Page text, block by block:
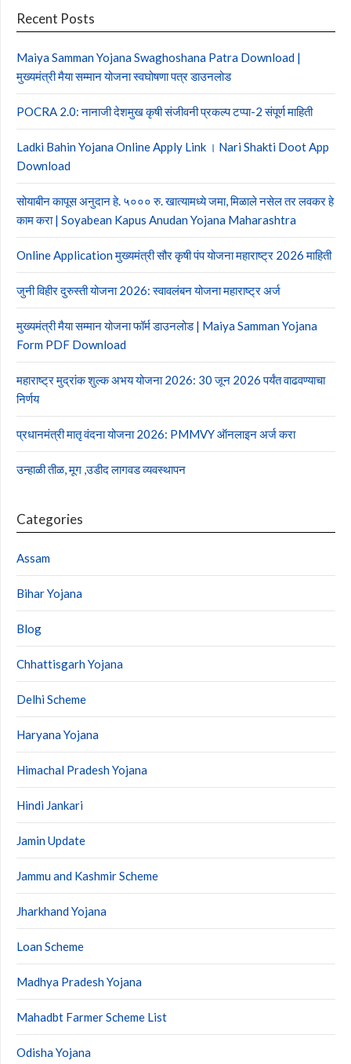
Recent Posts
Maiya Samman Yojana Swaghoshana Patra Download |
मुख्यमंत्री मैया सम्मान योजना स्वघोषणा पत्र डाउनलोड
POCRA 2.0: नानाजी देशमुख कृषी संजीवनी प्रकल्प टप्पा-2 संपूर्ण माहिती
Ladki Bahin Yojana Online Apply Link । Nari Shakti Doot App
Download
सोयाबीन कापूस अनुदान हे. ५००० रु. खात्यामध्ये जमा, मिळाले नसेल तर लवकर हे
काम करा | Soyabean Kapus Anudan Yojana Maharashtra
Online Application मुख्यमंत्री सौर कृषी पंप योजना महाराष्ट्र 2026 माहिती
जुनी विहीर दुरुस्ती योजना 2026: स्वावलंबन योजना महाराष्ट्र अर्ज
मुख्यमंत्री मैया सम्मान योजना फॉर्म डाउनलोड | Maiya Samman Yojana
Form PDF Download
महाराष्ट्र मुद्रांक शुल्क अभय योजना 2026: 30 जून 2026 पर्यंत वाढवण्याचा
निर्णय
प्रधानमंत्री मातृ वंदना योजना 2026: PMMVY ऑनलाइन अर्ज करा
उन्हाळी तीळ, मूग ,उडीद लागवड व्यवस्थापन
Categories
Assam
Bihar Yojana
Blog
Chhattisgarh Yojana
Delhi Scheme
Haryana Yojana
Himachal Pradesh Yojana
Hindi Jankari
Jamin Update
Jammu and Kashmir Scheme
Jharkhand Yojana
Loan Scheme
Madhya Pradesh Yojana
Mahadbt Farmer Scheme List
Odisha Yojana